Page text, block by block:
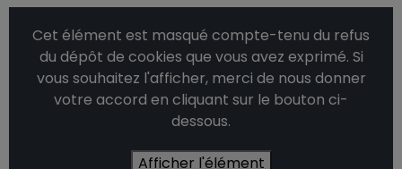
Cet élément est masqué compte-tenu du refus
du dépôt de cookies que vous avez exprimé. Si
vous souhaitez l'afficher, merci de nous donner
votre accord en cliquant sur le bouton ci-
dessous.
Afficher l'élément